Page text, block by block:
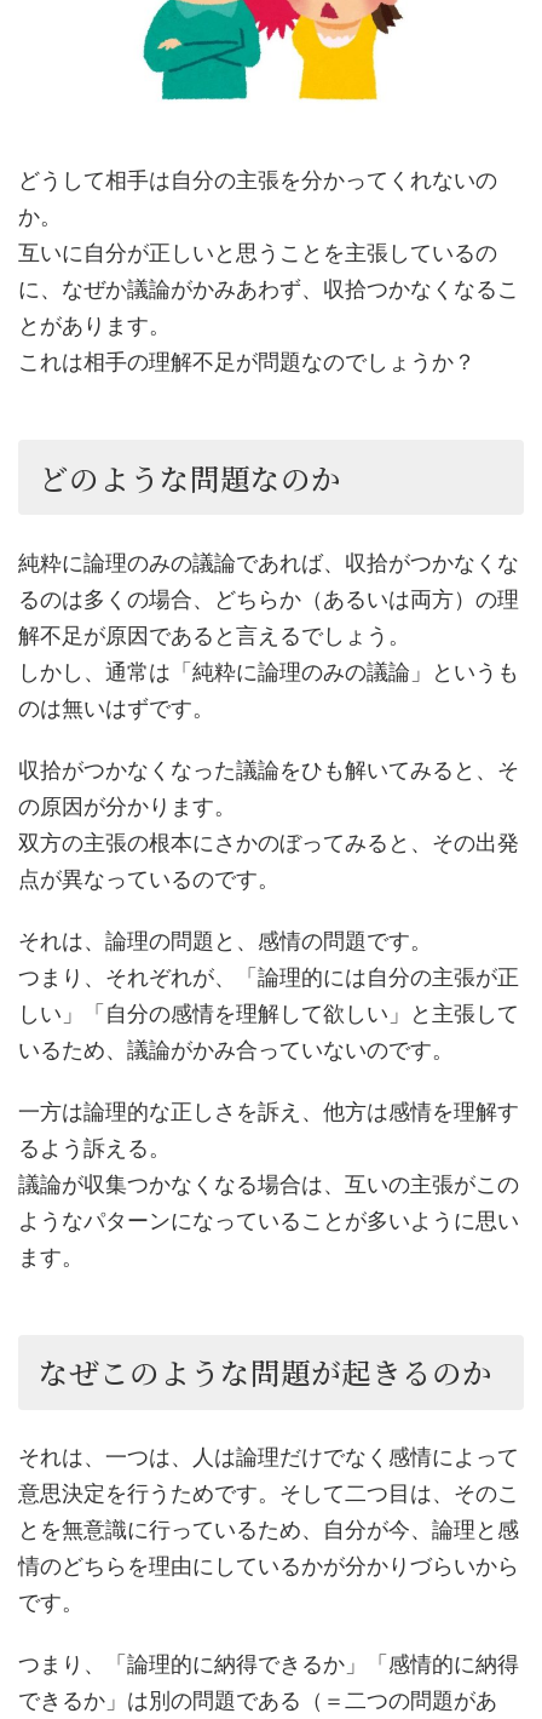
どうして相手は自分の主張を分かってくれないの
か。
互いに自分が正しいと思うことを主張しているの
に、なぜか議論がかみあわず、収拾つかなくなるこ
とがあります。
これは相手の理解不足が問題なのでしょうか？
どのような問題なのか
純粋に論理のみの議論であれば、収拾がつかなくな
るのは多くの場合、どちらか（あるいは両方）の理
解不足が原因であると言えるでしょう。
しかし、通常は「純粋に論理のみの議論」というも
のは無いはずです。
収拾がつかなくなった議論をひも解いてみると、そ
の原因が分かります。
双方の主張の根本にさかのぼってみると、その出発
点が異なっているのです。
それは、論理の問題と、感情の問題です。
つまり、それぞれが、「論理的には自分の主張が正
しい」「自分の感情を理解して欲しい」と主張して
いるため、議論がかみ合っていないのです。
一方は論理的な正しさを訴え、他方は感情を理解す
るよう訴える。
議論が収集つかなくなる場合は、互いの主張がこの
ようなパターンになっていることが多いように思い
ます。
なぜこのような問題が起きるのか
それは、一つは、人は論理だけでなく感情によって
意思決定を行うためです。そして二つ目は、そのこ
とを無意識に行っているため、自分が今、論理と感
情のどちらを理由にしているかが分かりづらいから
です。
つまり、「論理的に納得できるか」「感情的に納得
できるか」は別の問題である（＝二つの問題があ